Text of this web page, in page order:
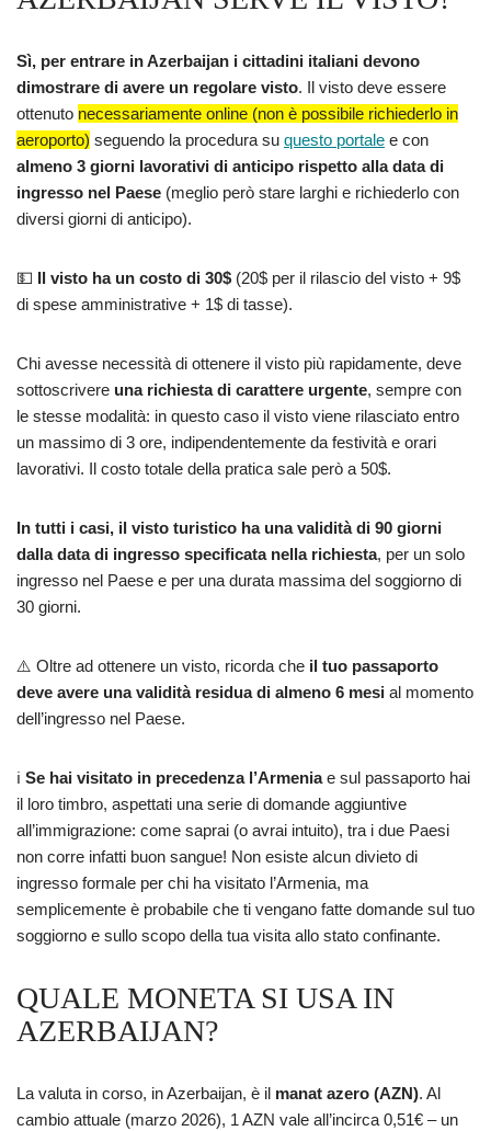
Sì, per entrare in Azerbaijan i cittadini italiani devono
dimostrare di avere un regolare visto. Il visto deve essere
ottenuto necessariamente online (non è possibile richiederlo in
aeroporto) seguendo la procedura su questo portale e con
almeno 3 giorni lavorativi di anticipo rispetto alla data di
ingresso nel Paese (meglio però stare larghi e richiederlo con
diversi giorni di anticipo).
💵 Il visto ha un costo di 30$ (20$ per il rilascio del visto + 9$
di spese amministrative + 1$ di tasse).
Chi avesse necessità di ottenere il visto più rapidamente, deve
sottoscrivere una richiesta di carattere urgente, sempre con
le stesse modalità: in questo caso il visto viene rilasciato entro
un massimo di 3 ore, indipendentemente da festività e orari
lavorativi. Il costo totale della pratica sale però a 50$.
In tutti i casi, il visto turistico ha una validità di 90 giorni
dalla data di ingresso specificata nella richiesta, per un solo
ingresso nel Paese e per una durata massima del soggiorno di
30 giorni.
⚠️ Oltre ad ottenere un visto, ricorda che il tuo passaporto
deve avere una validità residua di almeno 6 mesi al momento
dell’ingresso nel Paese.
ℹ️ Se hai visitato in precedenza l’Armeniae sul passaporto hai
il loro timbro, aspettati una serie di domande aggiuntive
all’immigrazione: come saprai (o avrai intuito), tra i due Paesi
non corre infatti buon sangue! Non esiste alcun divieto di
ingresso formale per chi ha visitato l’Armenia, ma
semplicemente è probabile che ti vengano fatte domande sul tuo
soggiorno e sullo scopo della tua visita allo stato confinante.
QUALE MONETA SI USA IN
AZERBAIJAN?
La valuta in corso, in Azerbaijan, è il manat azero (AZN). Al
cambio attuale (marzo 2026), 1 AZN vale all’incirca 0,51€ – un